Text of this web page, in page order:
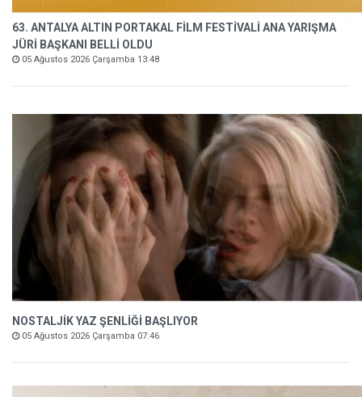
63. ANTALYA ALTIN PORTAKAL FİLM FESTİVALİ ANA YARIŞMA
JÜRİ BAŞKANI BELLİ OLDU
05 Ağustos 2026 Çarşamba 13:48
NOSTALJİK YAZ ŞENLİĞİ BAŞLIYOR
05 Ağustos 2026 Çarşamba 07:46